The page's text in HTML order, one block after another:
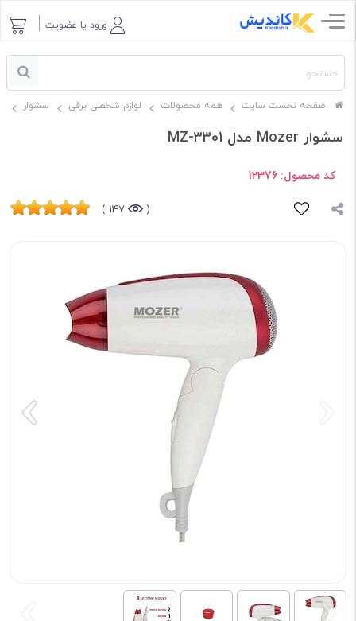
ورود یا عضویت
صفحه نخست سایت همه محصولات لوازم شخصی برقی سشوار
سشوار Mozer مدل MZ-3301
کد محصول: 12376
(
147 )